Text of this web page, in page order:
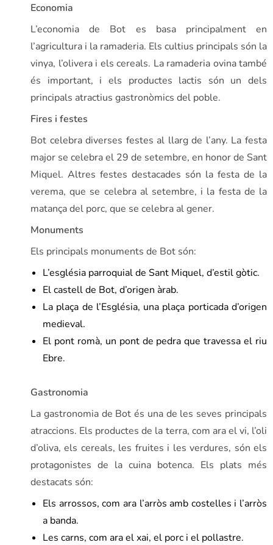
Economia
L’economia de Bot es basa principalment en
l’agricultura i la ramaderia. Els cultius principals són la
vinya, l’olivera i els cereals. La ramaderia ovina també
és important, i els productes lactis són un dels
principals atractius gastronòmics del poble.
Fires i festes
Bot celebra diverses festes al llarg de l’any. La festa
major se celebra el 29 de setembre, en honor de Sant
Miquel. Altres festes destacades són la festa de la
verema, que se celebra al setembre, i la festa de la
matança del porc, que se celebra al gener.
Monuments
Els principals monuments de Bot són:
L’església parroquial de Sant Miquel, d’estil gòtic.
El castell de Bot, d’origen àrab.
La plaça de l’Església, una plaça porticada d’origen
medieval.
El pont romà, un pont de pedra que travessa el riu
Ebre.
Gastronomia
La gastronomia de Bot és una de les seves principals
atraccions. Els productes de la terra, com ara el vi, l’oli
d’oliva, els cereals, les fruites i les verdures, són els
protagonistes de la cuina botenca. Els plats més
destacats són:
Els arrossos, com ara l’arròs amb costelles i l’arròs
a banda.
Les carns, com ara el xai, el porc i el pollastre.